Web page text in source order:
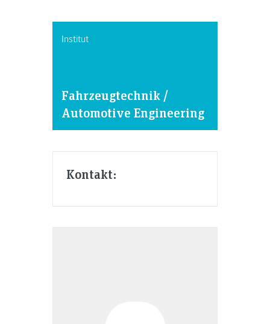
Institut
Fahrzeugtechnik /
Automotive Engineering
Kontakt: